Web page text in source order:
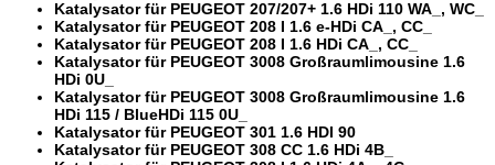
Katalysator für PEUGEOT 207/207+ 1.6 HDi 110 WA_, WC_
Katalysator für PEUGEOT 208 I 1.6 e-HDi CA_, CC_
Katalysator für PEUGEOT 208 I 1.6 HDi CA_, CC_
Katalysator für PEUGEOT 3008 Großraumlimousine 1.6
HDi 0U_
Katalysator für PEUGEOT 3008 Großraumlimousine 1.6
HDi 115 / BlueHDi 115 0U_
Katalysator für PEUGEOT 301 1.6 HDI 90
Katalysator für PEUGEOT 308 CC 1.6 HDi 4B_